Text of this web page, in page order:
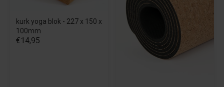
kurk yoga blok - 227 x 150 x
100mm
€14,95